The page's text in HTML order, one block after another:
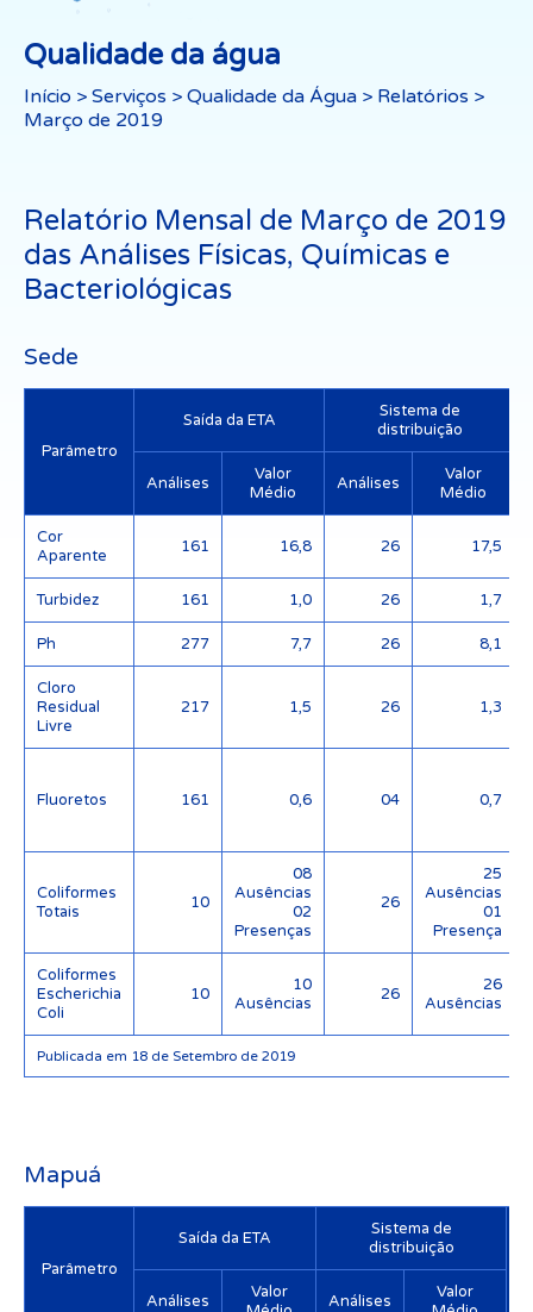
Qualidade da água
Início > Serviços > Qualidade da Água > Relatórios >
Março de 2019
Relatório Mensal de Março de 2019
das Análises Físicas, Químicas e
Bacteriológicas
Sede
Parâmetro
Saída da ETA
Sistema de
distribuição
Análises
Valor
Médio
Análises
Valor
Médio
Publicada em 18 de Setembro de 2019
Cor
Aparente
161 16,8 26 17,5
Turbidez 161 1,0 26 1,7
Ph 277 7,7 26 8,1
Cloro
Residual
Livre
217 1,5 26 1,3
Fluoretos 161 0,6 04 0,7
Coliformes
Totais
10
08
Ausências
02
Presenças
26
25
Ausências
01
Presença
Coliformes
Escherichia
Coli
10
10
Ausências
26
26
Ausências
Mapuá
Parâmetro
Saída da ETA
Sistema de
distribuição
Análises
Valor
Análises
Valor